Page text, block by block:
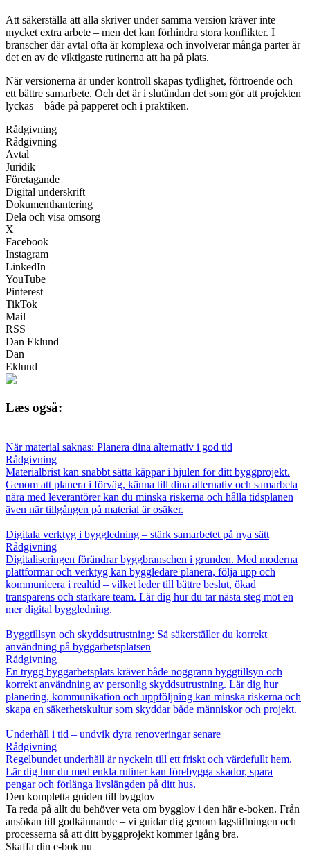
Att säkerställa att alla skriver under samma version kräver inte
mycket extra arbete – men det kan förhindra stora konflikter. I
branscher där avtal ofta är komplexa och involverar många parter är
det en av de viktigaste rutinerna att ha på plats.
När versionerna är under kontroll skapas tydlighet, förtroende och
ett bättre samarbete. Och det är i slutändan det som gör att projekten
lyckas – både på papperet och i praktiken.
Rådgivning
Rådgivning
Avtal
Juridik
Företagande
Digital underskrift
Dokumenthantering
Dela och visa omsorg
X
Facebook
Instagram
LinkedIn
YouTube
Pinterest
TikTok
Mail
RSS
Dan Eklund
Dan
Eklund
Læs også:
När material saknas: Planera dina alternativ i god tid
Rådgivning
Materialbrist kan snabbt sätta käppar i hjulen för ditt byggprojekt.
Genom att planera i förväg, känna till dina alternativ och samarbeta
nära med leverantörer kan du minska riskerna och hålla tidsplanen
även när tillgången på material är osäker.
Digitala verktyg i byggledning – stärk samarbetet på nya sätt
Rådgivning
Digitaliseringen förändrar byggbranschen i grunden. Med moderna
plattformar och verktyg kan byggledare planera, följa upp och
kommunicera i realtid – vilket leder till bättre beslut, ökad
transparens och starkare team. Lär dig hur du tar nästa steg mot en
mer digital byggledning.
Byggtillsyn och skyddsutrustning: Så säkerställer du korrekt
användning på byggarbetsplatsen
Rådgivning
En trygg byggarbetsplats kräver både noggrann byggtillsyn och
korrekt användning av personlig skyddsutrustning. Lär dig hur
planering, kommunikation och uppföljning kan minska riskerna och
skapa en säkerhetskultur som skyddar både människor och projekt.
Underhåll i tid – undvik dyra renoveringar senare
Rådgivning
Regelbundet underhåll är nyckeln till ett friskt och värdefullt hem.
Lär dig hur du med enkla rutiner kan förebygga skador, spara
pengar och förlänga livslängden på ditt hus.
Den kompletta guiden till bygglov
Ta reda på allt du behöver veta om bygglov i den här e-boken. Från
ansökan till godkännande – vi guidar dig genom lagstiftningen och
processerna så att ditt byggprojekt kommer igång bra.
Skaffa din e-bok nu